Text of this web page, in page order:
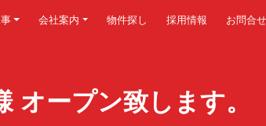
会社案内 物件探し 採用情報 お問合せ
オープン致します。